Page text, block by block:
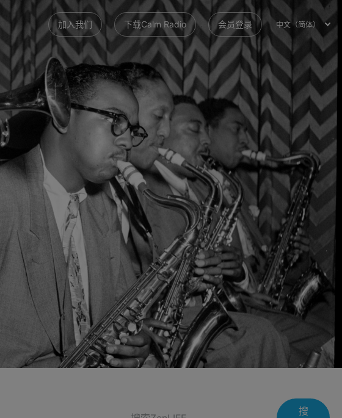
加入我们 下载Calm Radio 会员登录 中文（简体）
搜